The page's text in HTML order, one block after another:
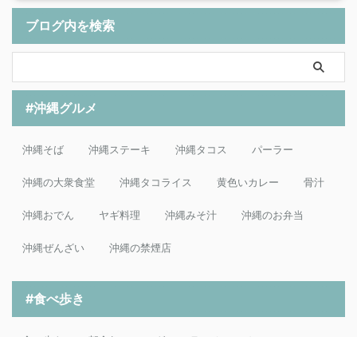
ブログ内を検索
#沖縄グルメ
沖縄そば 沖縄ステーキ 沖縄タコス パーラー
沖縄の大衆食堂 沖縄タコライス 黄色いカレー 骨汁
沖縄おでん ヤギ料理 沖縄みそ汁 沖縄のお弁当
沖縄ぜんざい 沖縄の禁煙店
#食べ歩き